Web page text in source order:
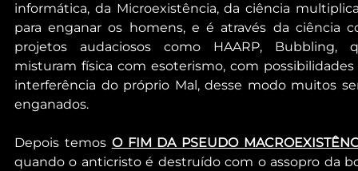
informática, da Microexistência, da ciência
para enganar os homens, e é através da ciência
projetos audaciosos como HAARP, Bubbling,
misturam física com esoterismo, com possibilidades
interferência do próprio Mal, desse modo muitos
enganados.
Depois temos O FIM DA PSEUDO
quando o anticristo é destruído com o assopro da